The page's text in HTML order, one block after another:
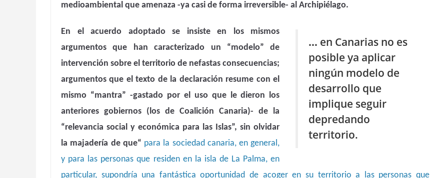
medioambiental que amenaza -ya casi de forma irreversible- al Archipiélago.
… en Canarias no es
posible ya aplicar
ningún modelo de
desarrollo que
implique seguir
depredando
territorio.
En el acuerdo adoptado se insiste en los mismos
argumentos que han caracterizado un “modelo” de
intervención sobre el territorio de nefastas consecuencias;
argumentos que el texto de la declaración resume con el
mismo “mantra” -gastado por el uso que le dieron los
anteriores gobiernos (los de Coalición Canaria)- de la
“relevancia social y económica para las Islas”, sin olvidar
la majadería de que“ para la sociedad canaria, en general,
y para las personas que residen en la isla de La Palma, en
particular, supondría una fantástica oportunidad de acoger en su territorio a las personas que